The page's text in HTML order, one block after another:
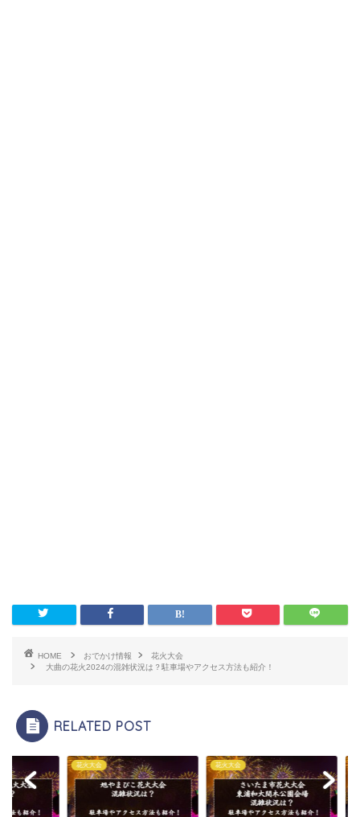
HOME おでかけ情報
花火大会
大曲の花火2024の混雑状況は？駐車場やアクセス方法も紹介！
RELATED POST
花火大会 花火大会